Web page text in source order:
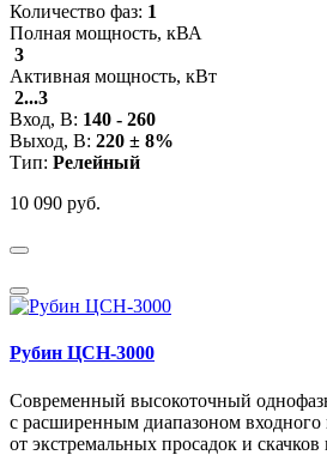
Количество фаз: 1
Полная мощность, кВА
3
Активная мощность, кВт
2...3
Вход, В: 140 - 260
Выход, В: 220 ± 8%
Тип: Релейный
10 090 руб.
Рубин ЦСН-3000
Современный высокоточный
с расширенным диапазоном
от экстремальных просадок и